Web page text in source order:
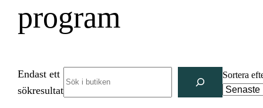
program
Endast ett
sökresultat
Sortera